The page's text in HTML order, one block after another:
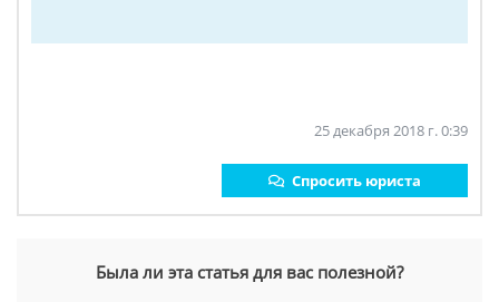
25 декабря 2018 г. 0:39
Спросить юриста
Была ли эта статья для вас полезной?